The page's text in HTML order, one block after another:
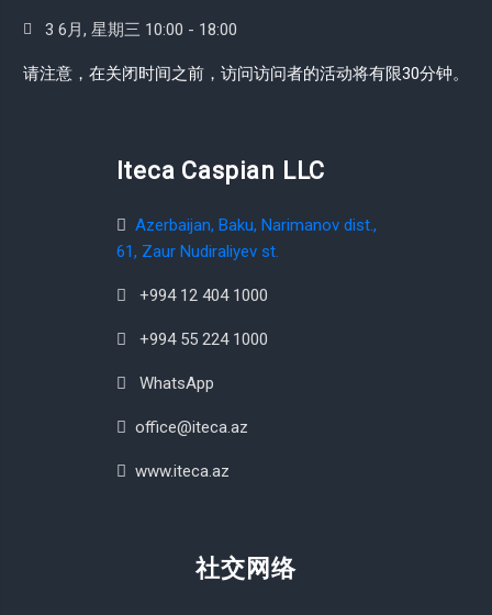
3 6月, 星期三 10:00 - 18:00
请注意，在关闭时间之前，访问访问者的活动将有限30分钟。
Iteca Caspian LLC
Azerbaijan, Baku, Narimanov dist.,
61, Zaur Nudiraliyev st.
+994 12 404 1000
+994 55 224 1000
WhatsApp
office@iteca.az
www.iteca.az
社交网络